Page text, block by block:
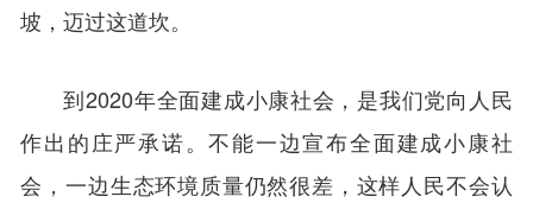
坡，迈过这道坎。
到2020年全面建成小康社会，是我们党向人民
作出的庄严承诺。不能一边宣布全面建成小康社
会，一边生态环境质量仍然很差，这样人民不会认